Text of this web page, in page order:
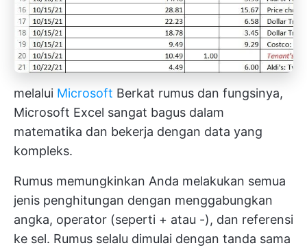
melalui Microsoft Berkat rumus dan fungsinya,
Microsoft Excel sangat bagus dalam
matematika dan bekerja dengan data yang
kompleks.
Rumus memungkinkan Anda melakukan semua
jenis penghitungan dengan menggabungkan
angka, operator (seperti + atau -), dan referensi
ke sel. Rumus selalu dimulai dengan tanda sama